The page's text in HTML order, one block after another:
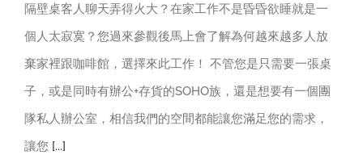
隔壁桌客人聊天弄得火大？在家工作不是昏昏欲睡就是一
個人太寂寞？您過來參觀後馬上會了解為何越來越多人放
棄家裡跟咖啡館，選擇來此工作！ 不管您是只需要一張桌
子，或是同時有辦公+存貨的SOHO族，還是想要有一個團
隊私人辦公室，相信我們的空間都能讓您滿足您的需求，
讓您 [...]